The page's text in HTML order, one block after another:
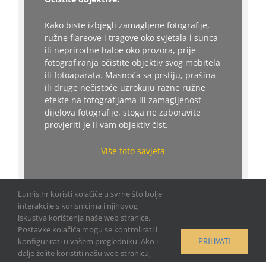
Kako biste izbjegli zamagljene fotografije,
ružne flareove i tragove oko svjetala i sunca
ili neprirodne haloe oko prozora, prije
fotografiranja očistite objektiv svog mobitela
ili fotoaparata. Masnoća sa prstiju, prašina
ili druge nečistoće uzrokuju razne ružne
efekte na fotografijama ili zamagljenost
dijelova fotografije, stoga ne zaboravite
provjeriti je li vam objektiv čist.
Više foto savjeta
Lumis.hr koristi kolačiće u svrhe što bolje
interakcije s korisnicima i njihovog
iskustva korištenja naše web stranice.
Postavke kolačića mogu se kontrolirati i
konfigurirati u vašem pregledniku. Ako i
dalje želite koristiti našu web stranicu,
PRIHVATI